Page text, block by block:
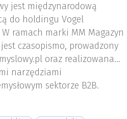
jest międzynarodową
do holdingu Vogel
ramach marki MM Magazyn
czasopismo, prowadzony
oraz realizowana
narzędziami
sektorze B2B.